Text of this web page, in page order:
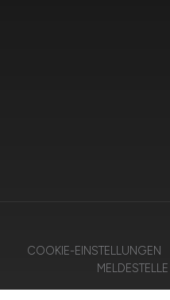
COOKIE-EINSTELLUNGEN
MELDESTELLE